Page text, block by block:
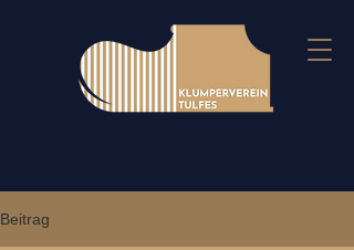
Beitrag